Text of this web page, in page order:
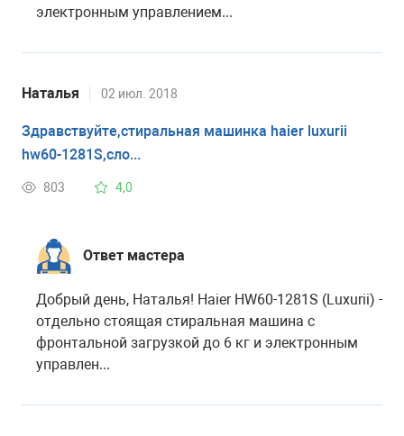
электронным управлением...
Наталья 02 июл. 2018
Здравствуйте,стиральная машинка haier luxurii
hw60-1281S,сло...
803 4,0
Ответ мастера
Добрый день, Наталья! Haier HW60-1281S (Luxurii) -
отдельно стоящая стиральная машина с
фронтальной загрузкой до 6 кг и электронным
управлен...